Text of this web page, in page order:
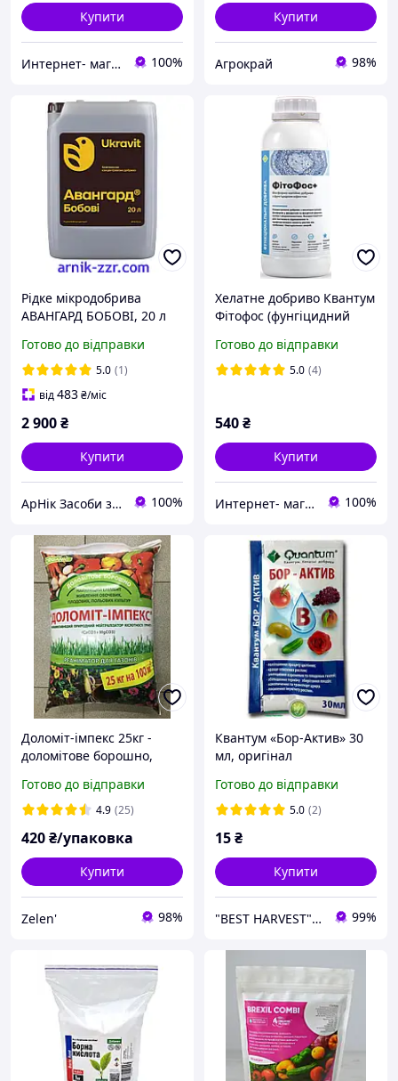
Купити
Интернет- магазин Райский Садочек 100%
Купити
Агрокрай 98%
Рідке мікродобрива
АВАНГАРД БОБОВІ, 20 л
Готово до відправки
5.0 (1)
від483₴/міс
2 900₴
Купити
АрНік Засоби захисту рослин та добрива 100%
Хелатне добриво Квантум
Фітофос (фунгіцидний
Готово до відправки
5.0 (4)
540₴
Купити
Интернет- магазин Райский Садочек 100%
Доломіт-імпекс 25кг -
доломітове борошно,
нейтралізатор
кислотності грунту
Готово до відправки
4.9 (25)
420₴/упаковка
Купити
Zelen' 98%
Квантум «Бор-Актив» 30
мл, оригінал
Готово до відправки
5.0 (2)
15₴
Купити
"BEST HARVEST" - насіння овочей та ЗЗР, гуртовий інтернет-магазин 99%